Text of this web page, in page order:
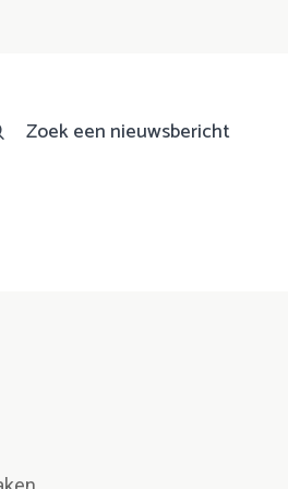
Zoek een nieuwsbericht